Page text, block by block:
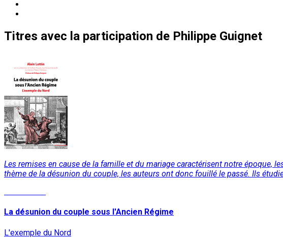
Titres avec la participation de Philippe Guignet
Les remises en cause de la famille et du mariage caractérisent notre époque,
thème de la désunion du couple, les auteurs ont donc fouillé le passé. Ils
La désunion du couple sous l'Ancien Régime
L'exemple du Nord